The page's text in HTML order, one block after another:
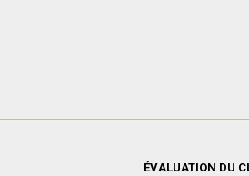
ÉVALUATION DU